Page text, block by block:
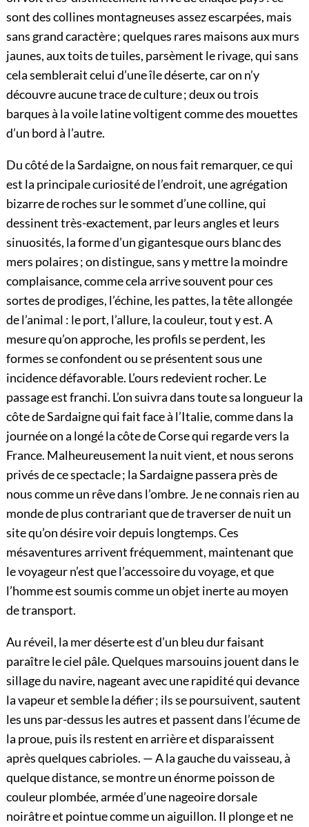
sont des collines montagneuses assez escarpées, mais
sans grand caractère ; quelques rares maisons aux murs
jaunes, aux toits de tuiles, parsèment le rivage, qui sans
cela semblerait celui d’une île déserte, car on n’y
découvre aucune trace de culture ; deux ou trois
barques à la voile latine voltigent comme des mouettes
d’un bord à l’autre.
Du côté de la Sardaigne, on nous fait remarquer, ce qui
est la principale curiosité de l’endroit, une agrégation
bizarre de roches sur le sommet d’une colline, qui
dessinent très-exactement, par leurs angles et leurs
sinuosités, la forme d’un gigantesque ours blanc des
mers polaires ; on distingue, sans y mettre la moindre
complaisance, comme cela arrive souvent pour ces
sortes de prodiges, l’échine, les pattes, la tête allongée
de l’animal : le port, l’allure, la couleur, tout y est. A
mesure qu’on approche, les profils se perdent, les
formes se confondent ou se présentent sous une
incidence défavorable. L’ours redevient rocher. Le
passage est franchi. L’on suivra dans toute sa longueur la
côte de Sardaigne qui fait face à l’Italie, comme dans la
journée on a longé la côte de Corse qui regarde vers la
France. Malheureusement la nuit vient, et nous serons
privés de ce spectacle ; la Sardaigne passera près de
nous comme un rêve dans l’ombre. Je ne connais rien au
monde de plus contrariant que de traverser de nuit un
site qu’on désire voir depuis longtemps. Ces
mésaventures arrivent fréquemment, maintenant que
le voyageur n’est que l’accessoire du voyage, et que
l’homme est soumis comme un objet inerte au moyen
de transport.
Au réveil, la mer déserte est d’un bleu dur faisant
paraître le ciel pâle. Quelques marsouins jouent dans le
sillage du navire, nageant avec une rapidité qui devance
la vapeur et semble la défier ; ils se poursuivent, sautent
les uns par-dessus les autres et passent dans l’écume de
la proue, puis ils restent en arrière et disparaissent
après quelques cabrioles. — A la gauche du vaisseau, à
quelque distance, se montre un énorme poisson de
couleur plombée, armée d’une nageoire dorsale
noirâtre et pointue comme un aiguillon. Il plonge et ne